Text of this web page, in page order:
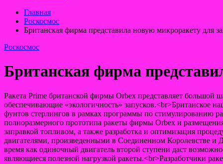
Главная
Роскосмос
Британская фирма представила новую микроракету для
Роскосмос
Британская фирма
Ракета Prime британской фирмы Orbex представляет большой
обеспечивающие «экологичность» запусков.<br>Британское
фунтов стерлингов в рамках программы по стимулированию
полноразмерного прототипа ракеты фирмы Orbex и
заправкой топливом, а также разработка и оптимизация
двигателями, произведенными в Соединенном Королевстве и
время как одиночный двигатель второй ступени даст
являющиеся полезной нагрузкой ракеты.<br>Разработчики